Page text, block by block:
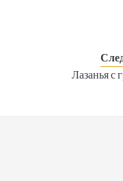
Лазанья с